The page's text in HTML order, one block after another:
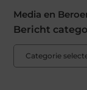
Media en
Bericht